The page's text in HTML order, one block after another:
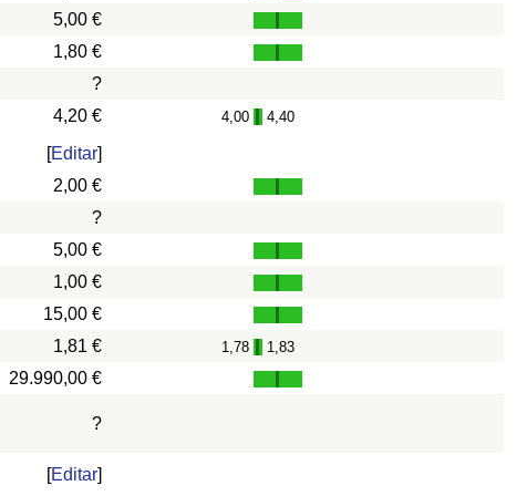
5,00 €
1,80 €
?
4,20 € 4,00 - 4,40
[Editar]
2,00 €
?
5,00 €
1,00 €
15,00 €
1,81 € 1,78 - 1,83
29.990,00 €
?
[Editar]